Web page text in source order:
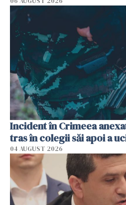
Incident în Crimeea
tras în colegii săi apoi a
04 AUGUST 2026